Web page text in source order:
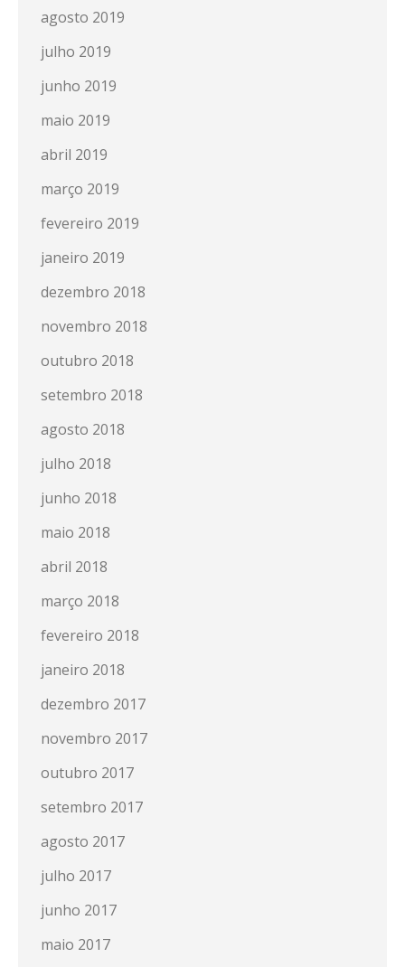
agosto 2019
julho 2019
junho 2019
maio 2019
abril 2019
março 2019
fevereiro 2019
janeiro 2019
dezembro 2018
novembro 2018
outubro 2018
setembro 2018
agosto 2018
julho 2018
junho 2018
maio 2018
abril 2018
março 2018
fevereiro 2018
janeiro 2018
dezembro 2017
novembro 2017
outubro 2017
setembro 2017
agosto 2017
julho 2017
junho 2017
maio 2017